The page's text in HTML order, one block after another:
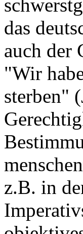
das
auch der
"Wir
sterben"
z.B. in